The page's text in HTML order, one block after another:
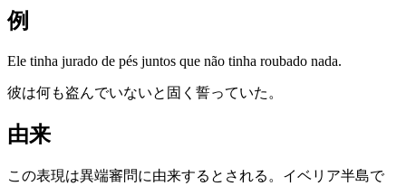
例
Ele tinha jurado de pés juntos que não tinha roubado nada.
彼は何も盗んでいないと固く誓っていた。
由来
この表現は異端審問に由来するとされる。イベリア半島で